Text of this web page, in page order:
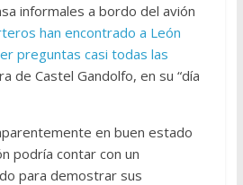
informales a bordo del avión
han encontrado a León
preguntas casi todas las
de Castel Gandolfo, en su “día
en buen estado
podría contar con un
para demostrar sus